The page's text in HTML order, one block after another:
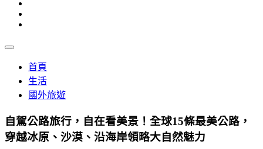
首頁
生活
國外旅遊
自駕公路旅行，自在看美景！全球15條最美公路，
穿越冰原、沙漠、沿海岸領略大自然魅力